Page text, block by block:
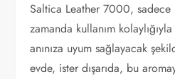
Saltica Leather 7000, sadece
zamanda kullanım
anınıza uyum sağlayacak
evde, ister dışarıda, bu